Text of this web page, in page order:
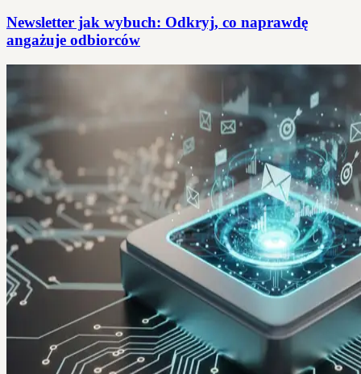
Newsletter jak wybuch: Odkryj, co naprawdę
angażuje odbiorców